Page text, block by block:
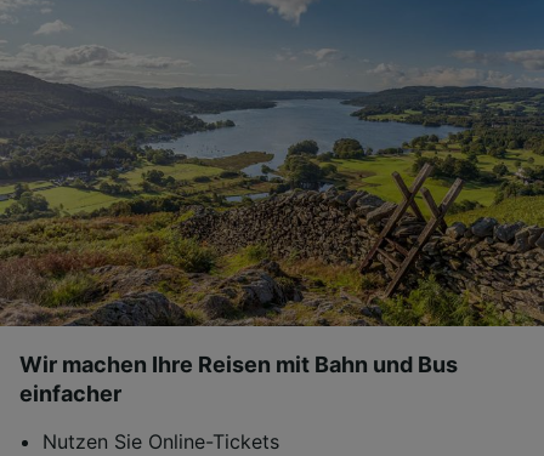
Wir machen Ihre Reisen mit Bahn und Bus
einfacher
Nutzen Sie Online-Tickets